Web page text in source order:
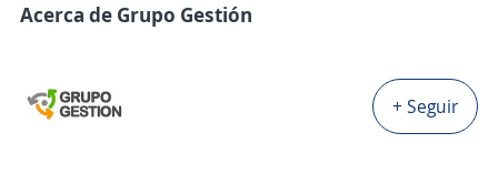
Acerca de Grupo Gestión
+ Seguir